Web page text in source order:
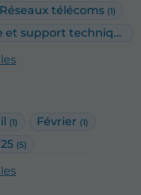
Réseaux télécoms (1)
Maintenance et support technique
(1) Février (1)
(5)